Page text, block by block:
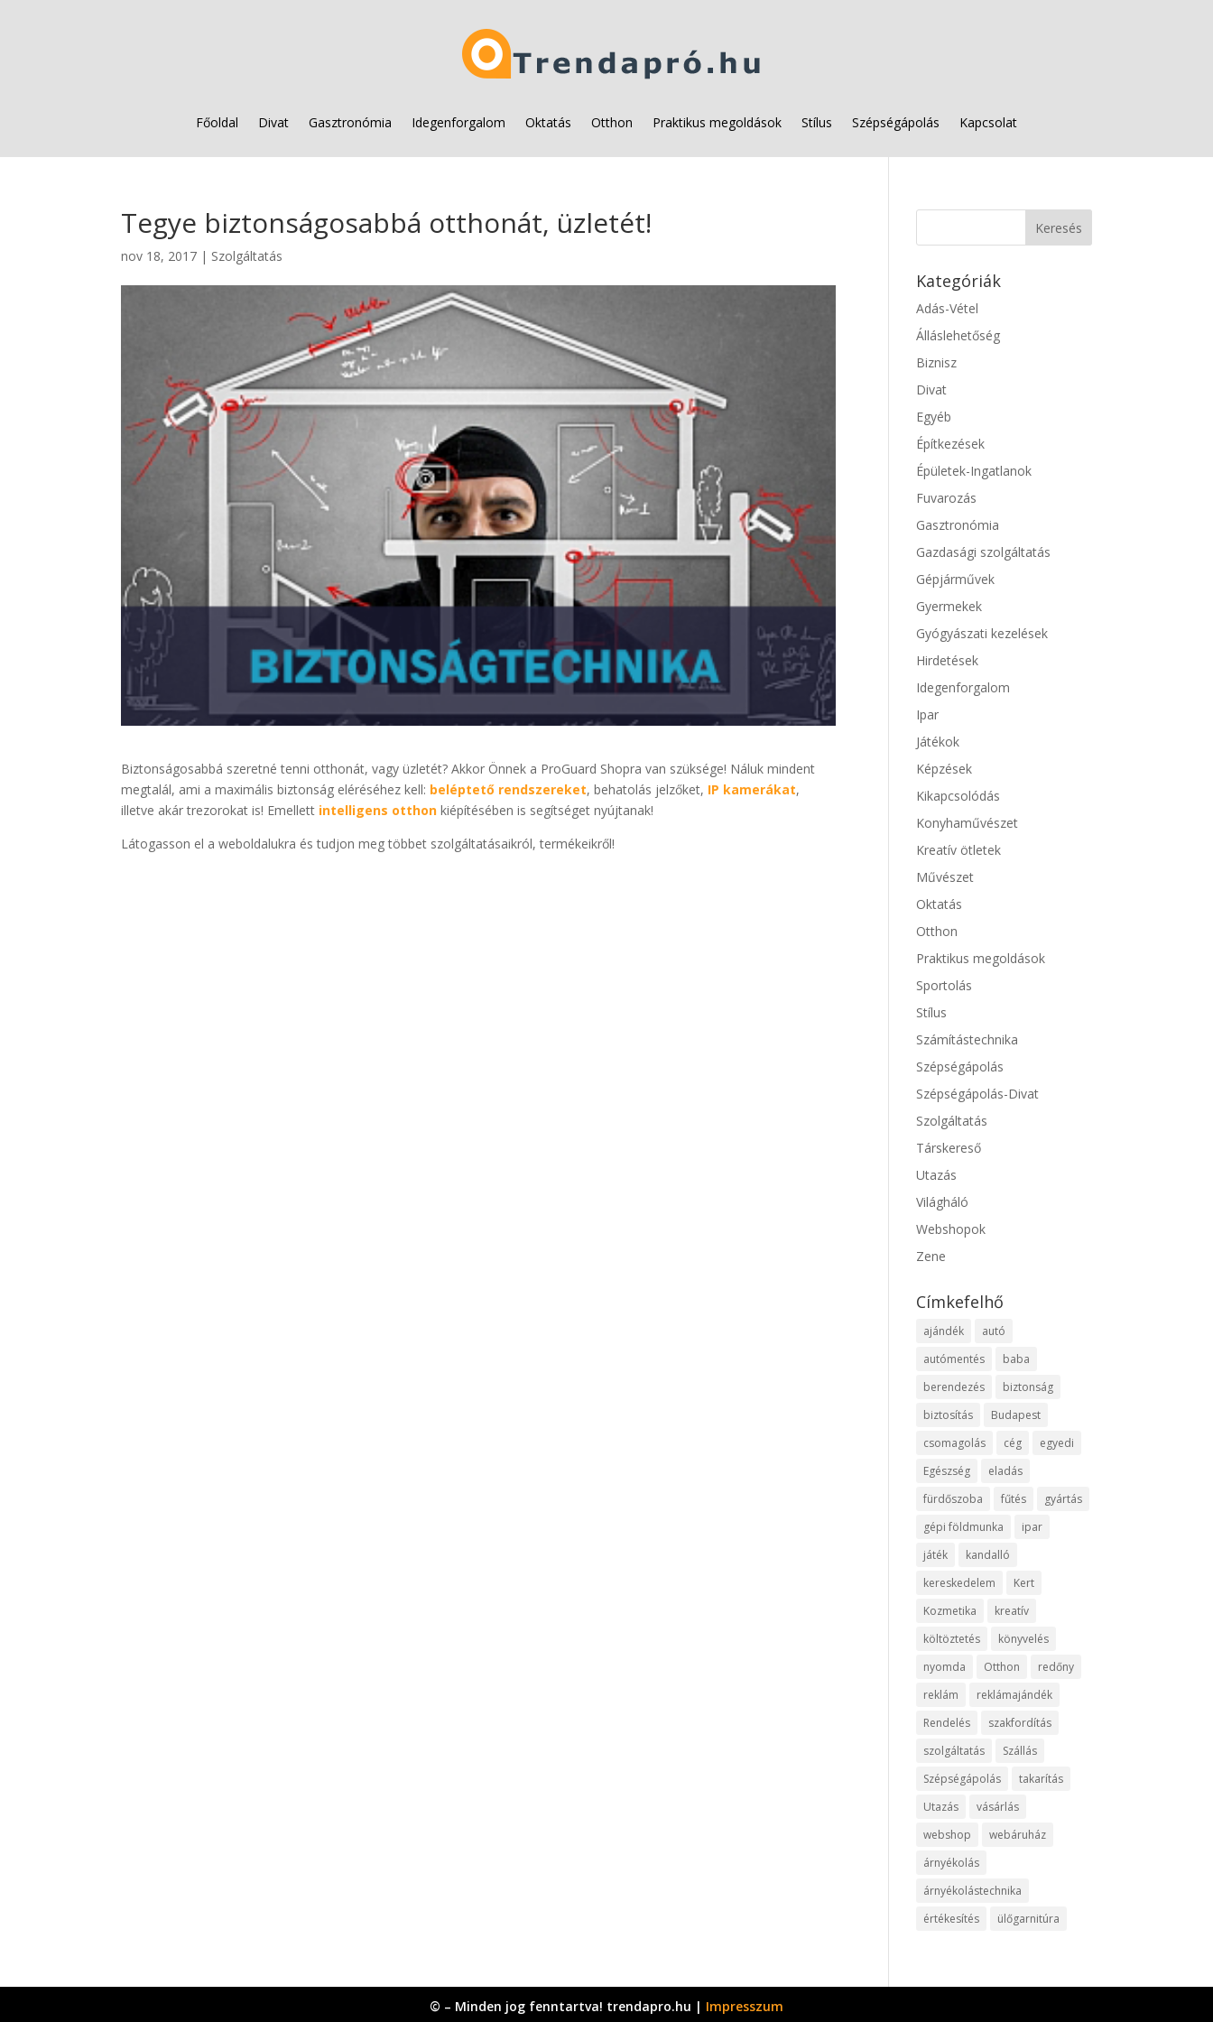
Főoldal Divat Gasztronómia Idegenforgalom Oktatás Otthon Praktikus megoldások Stílus Szépségápolás Kapcsolat
Tegye biztonságosabbá otthonát, üzletét!
nov 18, 2017 | Szolgáltatás
Biztonságosabbá szeretné tenni otthonát, vagy üzletét? Akkor Önnek a ProGuard Shopra van szüksége! Náluk mindent
megtalál, ami a maximális biztonság eléréséhez kell: beléptető rendszereket, behatolás jelzőket, IP kamerákat,
illetve akár trezorokat is! Emellett intelligens otthon kiépítésében is segítséget nyújtanak!
Látogasson el a weboldalukra és tudjon meg többet szolgáltatásaikról, termékeikről!
Kategóriák
Adás-Vétel
Álláslehetőség
Biznisz
Divat
Egyéb
Építkezések
Épületek-Ingatlanok
Fuvarozás
Gasztronómia
Gazdasági szolgáltatás
Gépjárművek
Gyermekek
Gyógyászati kezelések
Hirdetések
Idegenforgalom
Ipar
Játékok
Képzések
Kikapcsolódás
Konyhaművészet
Kreatív ötletek
Művészet
Oktatás
Otthon
Praktikus megoldások
Sportolás
Stílus
Számítástechnika
Szépségápolás
Szépségápolás-Divat
Szolgáltatás
Társkereső
Utazás
Világháló
Webshopok
Zene
Címkefelhő
ajándék
autó
autómentés
baba
berendezés
biztonság
biztosítás
Budapest
csomagolás
cég
egyedi
Egészség
eladás
fürdőszoba
fűtés
gyártás
gépi földmunka
ipar
játék
kandalló
kereskedelem
Kert
Kozmetika
kreatív
költöztetés
könyvelés
nyomda
Otthon
redőny
reklám
reklámajándék
Rendelés
szakfordítás
szolgáltatás
Szállás
Szépségápolás
takarítás
Utazás
vásárlás
webshop
webáruház
árnyékolás
árnyékolástechnika
értékesítés
ülőgarnitúra
© – Minden jog fenntartva! trendapro.hu | Impresszum